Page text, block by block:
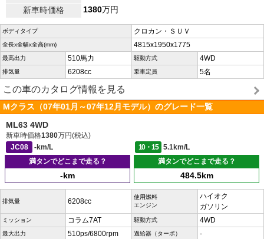
新車時価格
1380万円
ボディタイプ クロカン・ＳＵＶ
全長x全幅x全高(mm) 4815x1950x1775
最高出力 510馬力 駆動方式 4WD
排気量 6208cc 乗車定員 5名
この車のカタログ情報を見る
Mクラス（07年01月～07年12月モデル）のグレード一覧
ML63 4WD
新車時価格1380万円(税込)
JC08
-km/L 10・15
5.1km/L
満タンでどこまで走る？
-km
満タンでどこまで走る？
484.5km
排気量 6208cc
使用燃料
エンジン
ハイオク
ガソリン
ミッション コラム7AT 駆動方式 4WD
最大出力 510ps/6800rpm 過給器（ターボ） -